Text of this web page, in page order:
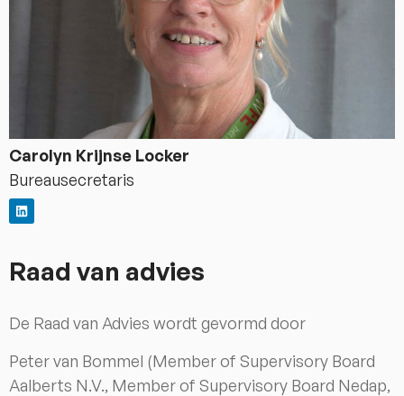
Carolyn Krijnse Locker
Bureausecretaris
Raad van advies
De Raad van Advies wordt gevormd door
Peter van Bommel (Member of Supervisory Board
Aalberts N.V., Member of Supervisory Board Nedap,